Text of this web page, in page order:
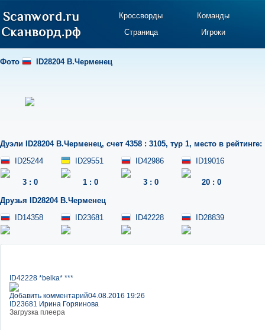
Кроссворды
Команды
Страница
Игроки
Фото ID28204 В.Черменец
Дуэли ID28204 В.Черменец, счет 4358 : 3105, тур 1, место в рейтинге:
ID25244
3 : 0
ID29551
1 : 0
ID42986
3 : 0
ID19016
20: 0
Друзья
ID28204 В.Черменец
ID14358
ID23681 ID42228 ID28839
ID42228 *belka* ***
Добавить комментарий04.08.2016 19:26
ID23681 Ирина Горяинова
Загрузка плеера